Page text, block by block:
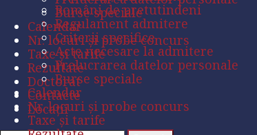
Burse speciale
Calendar
Nr. locuri și probe concurs
Taxe și tarife
Rezultate
Doctorat
Contacte
Locații
Români de pretutindeni
Regulament admitere
Criterii specifice
Acte necesare la admitere
Prelucrarea datelor personale
Burse speciale
Calendar
Nr. locuri și probe concurs
Taxe și tarife